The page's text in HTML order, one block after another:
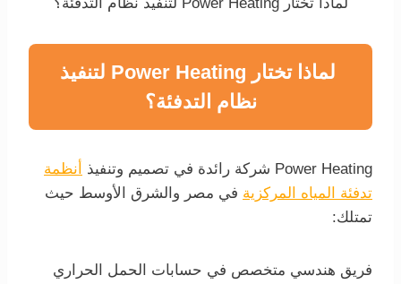
لماذا تختار Power Heating لتنفيذ
نظام التدفئة؟
Power Heating شركة رائدة في تصميم وتنفيذ
أنظمة
تدفئة المياه المركزية في مصر والشرق الأوسط حيث
تمتلك:
فريق هندسي متخصص في حسابات الحمل الحراري